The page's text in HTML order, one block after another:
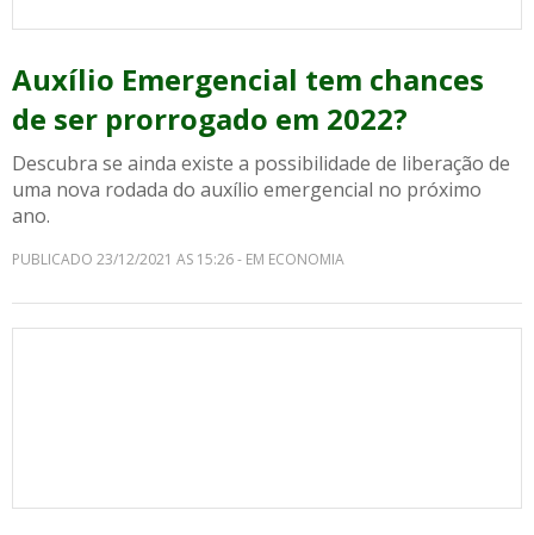
Auxílio Emergencial tem chances
de ser prorrogado em 2022?
Descubra se ainda existe a possibilidade de liberação de
uma nova rodada do auxílio emergencial no próximo
ano.
PUBLICADO 23/12/2021 AS 15:26 - EM ECONOMIA